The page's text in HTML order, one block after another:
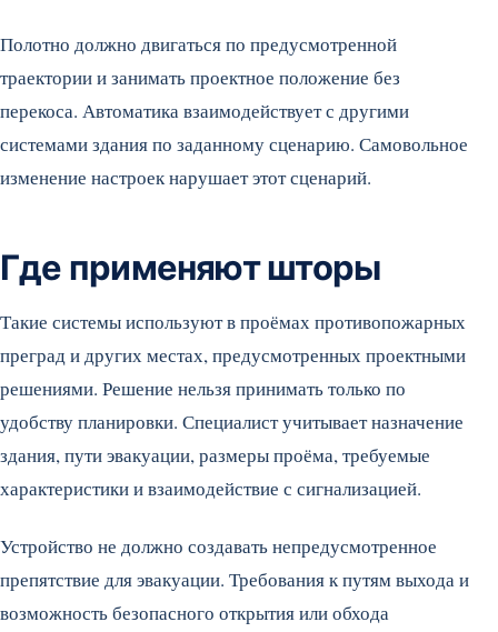
Полотно должно двигаться по предусмотренной
траектории и занимать проектное положение без
перекоса. Автоматика взаимодействует с другими
системами здания по заданному сценарию. Самовольное
изменение настроек нарушает этот сценарий.
Где применяют шторы
Такие системы используют в проёмах противопожарных
преград и других местах, предусмотренных проектными
решениями. Решение нельзя принимать только по
удобству планировки. Специалист учитывает назначение
здания, пути эвакуации, размеры проёма, требуемые
характеристики и взаимодействие с сигнализацией.
Устройство не должно создавать непредусмотренное
препятствие для эвакуации. Требования к путям выхода и
возможность безопасного открытия или обхода